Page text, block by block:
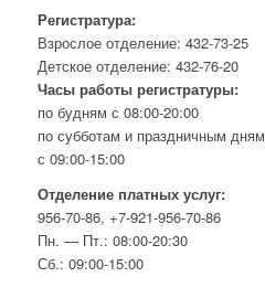
Регистратура:
Взрослое отделение: 432-73-25
Детское отделение: 432-76-20
Часы работы регистратуры:
по будням с 08:00-20:00
по субботам и праздничным дням
с 09:00-15:00
Отделение платных услуг:
956-70-86, +7-921-956-70-86
Пн. — Пт.: 08:00-20:30
Сб.: 09:00-15:00